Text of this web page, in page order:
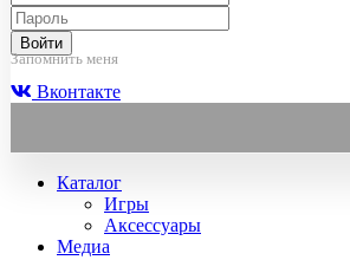
Войти
Запомнить меня
Вконтакте
Каталог
Игры
Аксессуары
Медиа